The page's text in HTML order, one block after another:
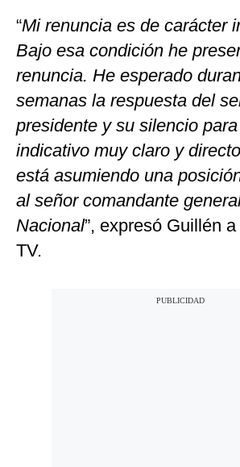
“Mi renuncia es de carácter
Bajo esa condición he
renuncia. He esperado
semanas la respuesta del
presidente y su silencio
indicativo muy claro y
está asumiendo una
al señor comandante
Nacional”, expresó Guillén
TV.